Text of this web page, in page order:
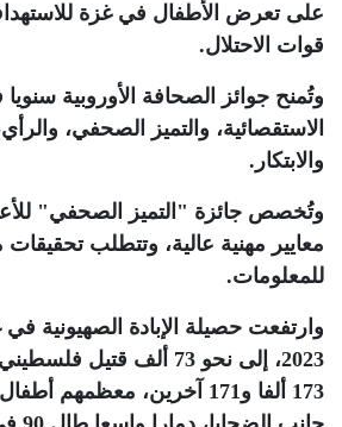
على تعرض الأطفال في غزة
قوات الاحتلال.
وتُمنح جوائز الصحافة الأوروبية
الاستقصائية، والتميز الصحفي،
والابتكار .
وتُخصص جائزة "التميز الصحفي"
معايير مهنية عالية، وتتطلب
للمعلومات.
وارتفعت حصيلة الإبادة الصهيونية في
2023، إلى نحو 73 ألف
173 ألفا و171 آخرين،